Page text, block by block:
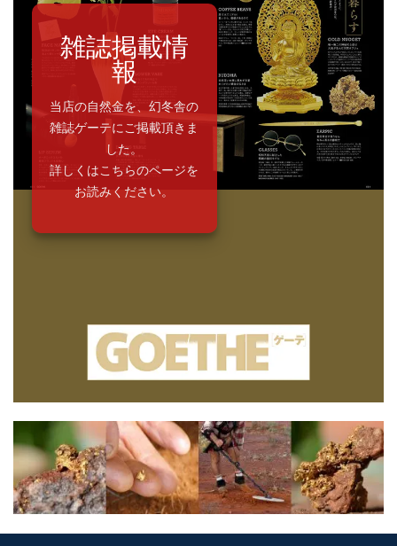
雑誌掲載情
報
当店の自然金を、幻冬舎の
雑誌ゲーテにご掲載頂きま
した。
詳しくはこちらのページを
お読みください。